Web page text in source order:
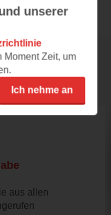
aus allen
unserer
Moment Zeit, um
Ich nehme an